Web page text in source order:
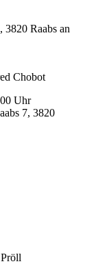
Raabs an
Chobot
Uhr
7, 3820